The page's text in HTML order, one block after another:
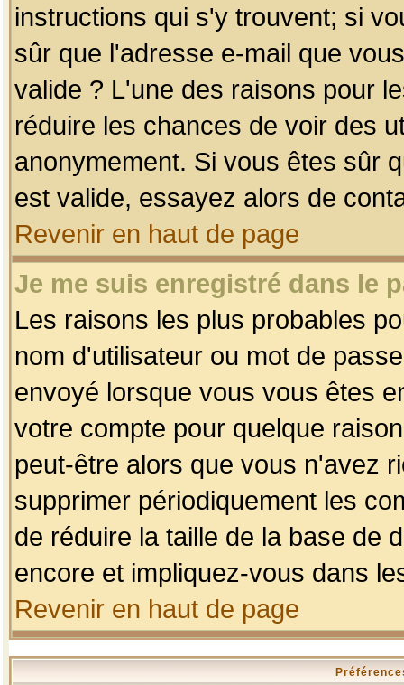
instructions qui s'y trouvent; si
sûr que l'adresse e-mail que
valide ? L'une des raisons pour
réduire les chances de voir des
anonymement. Si vous êtes sûr
est valide, essayez alors de
Revenir en haut de page
Je me suis enregistré dans le
Les raisons les plus probables
nom d'utilisateur ou mot de
envoyé lorsque vous vous êtes
votre compte pour quelque
peut-être alors que vous n'avez
supprimer périodiquement les
de réduire la taille de la base de
encore et impliquez-vous dans
Revenir en haut de page